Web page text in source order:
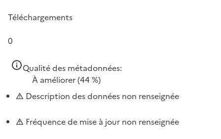
Téléchargements
0
Qualité des métadonnées:
À améliorer(44 %)
Description des données non renseignée
Fréquence de mise à jour non renseignée